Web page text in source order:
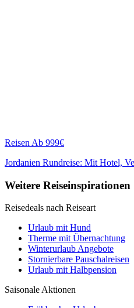
Reisen Ab 999€
Jordanien Rundreise: Mit Hotel,
Weitere Reiseinspirationen
Reisedeals nach Reiseart
Urlaub mit Hund
Therme mit Übernachtung
Winterurlaub Angebote
Stornierbare Pauschalreisen
Urlaub mit Halbpension
Saisonale Aktionen